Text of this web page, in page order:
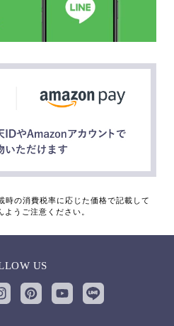
時の消費税率に応じた価格で記載して
うご注意ください。
US